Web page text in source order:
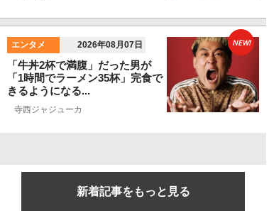
エンタメ 2026年08月07日
「牛丼2杯で満腹」だった男が
「1時間でラーメン35杯」完食で
きるようになる...
寺西ジャジューカ
NEW!
新着記事をもっと見る